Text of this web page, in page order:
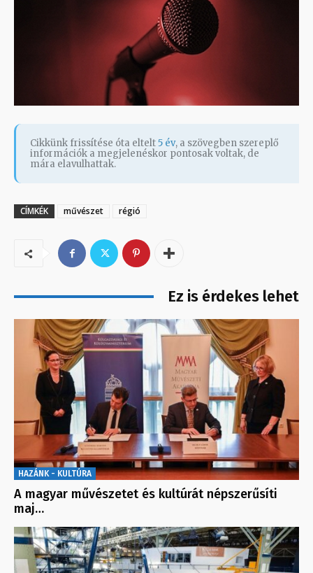
Cikkünk frissítése óta eltelt5 év, a szövegben szereplő
információk a megjelenéskor pontosak voltak, de
mára elavulhattak.
CÍMKÉK művészet régió
Ez is érdekes lehet
HAZÁNK - KULTÚRA
A magyar művészetet és kultúrát népszerűsíti
maj…